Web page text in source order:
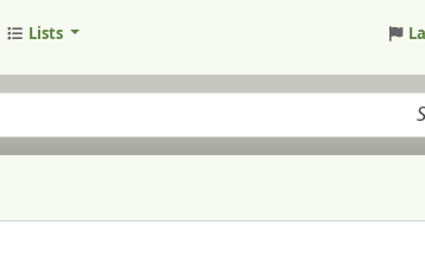
Lists